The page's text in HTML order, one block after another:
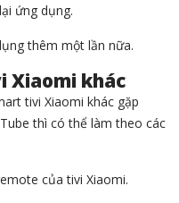
ứng dụng.
thêm một lần nữa.
Xiaomi khác
tivi Xiaomi khác gặp
thì có thể làm theo các
của tivi Xiaomi.